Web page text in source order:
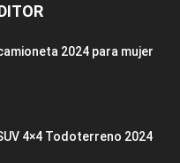
2024 para mujer
4×4 Todoterreno 2024